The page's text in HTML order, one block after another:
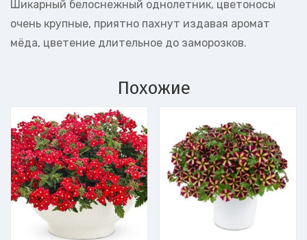
Шикарный белоснежный однолетник, цветоносы
очень крупные, приятно пахнут издавая аромат
мёда, цветение длительное до заморозков.
Похожие